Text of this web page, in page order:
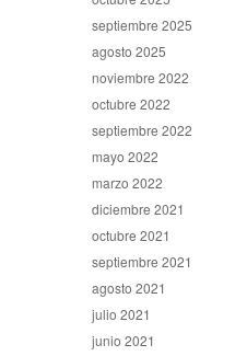
septiembre 2025
agosto 2025
noviembre 2022
octubre 2022
septiembre 2022
mayo 2022
marzo 2022
diciembre 2021
octubre 2021
septiembre 2021
agosto 2021
julio 2021
junio 2021